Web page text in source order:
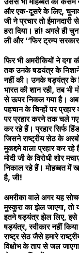
और एक-दूसरे के लिए, चुनाव
जी ने प्रचार तो
हरा दिया। हां! अगले ही
ली और ‘‘फिर ट्रम्प
फिर भी अमरीकियों ने
तक उनके षडयंत्र के निशाने
नहीं की। उनके षड्यंत्र
भारत की शान रही, तब भी
से ऊपर निकल गया है। अब
पहचान के चिन्हों पर
पर प्रहार करने तक चले गए
कर रहे हैं। प्रहार सिर्फ
जिसने राष्ट्रीय सेठ के
मुकद्दमे वाला प्रहार कर
मोदी जी के विरोधी शोर
निकाल रहे हैं। मोहब्बत में
है, जी!
अमरीका वाले अगर यह
मुस्कुरा का झेल जाएगा,
इतने षड्यंत्र झेल लिए, इसे
षड्यंत्र, स्वीकार नहीं
राष्ट्र सेठ जैसे हमारे
विक्षोभ के ताप से जल